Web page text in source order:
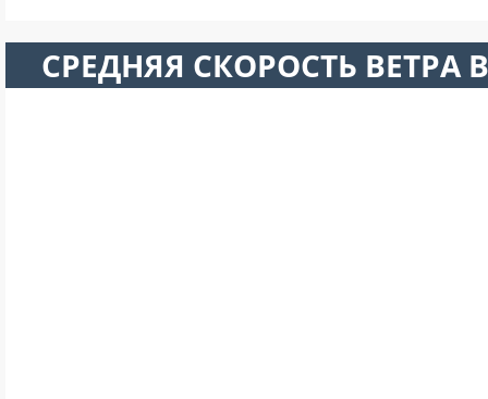
СРЕДНЯЯ СКОРОСТЬ ВЕТРА